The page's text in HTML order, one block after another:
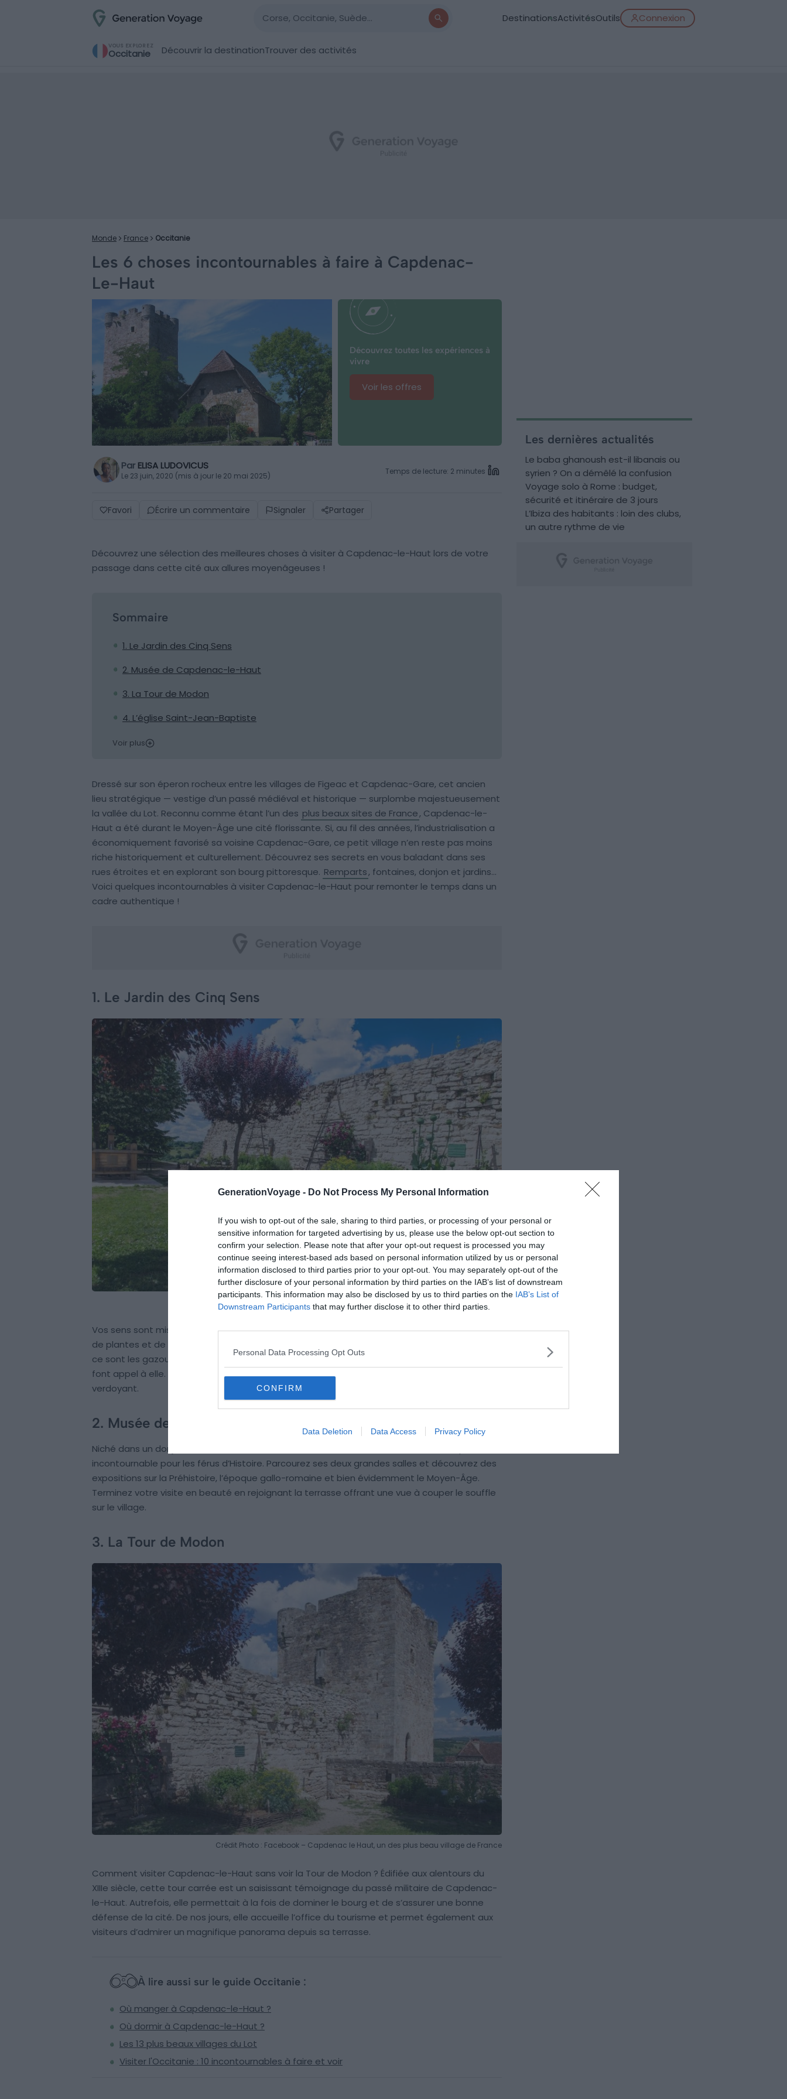
GenerationVoyage - Do Not Process My Personal Information
If you wish to opt-out of the sale, sharing to third parties, or processing of your personal or
sensitive information for targeted advertising by us, please use the below opt-out section to
confirm your selection. Please note that after your opt-out request is processed you may
continue seeing interest-based ads based on personal information utilized by us or personal
information disclosed to third parties prior to your opt-out. You may separately opt-out of the
further disclosure of your personal information by third parties on the IAB’s list of downstream
participants. This information may also be disclosed by us to third parties on the IAB’s List of
Downstream Participants that may further disclose it to other third parties.
Personal Data Processing Opt Outs
CONFIRM
Data Deletion Data Access Privacy Policy
DestinationsActivitésOutils Connexion
VOUS EXPLOREZ
Occitanie Découvrir la destinationTrouver des activités
Monde France Occitanie
Les 6 choses incontournables à faire à Capdenac-
Le-Haut
Découvrez toutes les expériences à
vivre
Voir les offres
Par ELISA LUDOVICUS
Le 23 juin, 2020 (mis à jour le 20 mai 2025) Temps de lecture: 2 minutes
Favori Écrire un commentaire Signaler Partager
Découvrez une sélection des meilleures choses à visiter à Capdenac-le-Haut lors de votre
passage dans cette cité aux allures moyenâgeuses !
Sommaire
1. Le Jardin des Cinq Sens
2. Musée de Capdenac-le-Haut
3. La Tour de Modon
4. L’église Saint-Jean-Baptiste
Voir plus
Dressé sur son éperon rocheux entre les villages de Figeac et Capdenac-Gare, cet ancien
lieu stratégique — vestige d’un passé médiéval et historique — surplombe majestueusement
la vallée du Lot. Reconnu comme étant l’un des plus beaux sites de France, Capdenac-le-
Haut a été durant le Moyen-Âge une cité florissante. Si, au fil des années, l’industrialisation a
économiquement favorisé sa voisine Capdenac-Gare, ce petit village n’en reste pas moins
riche historiquement et culturellement. Découvrez ses secrets en vous baladant dans ses
rues étroites et en explorant son bourg pittoresque. Remparts, fontaines, donjon et jardins…
Voici quelques incontournables à visiter Capdenac-le-Haut pour remonter le temps dans un
cadre authentique !
1. Le Jardin des Cinq Sens
Crédit Photo : Facebook – Capdenac le Haut, un des plus beau village de France
Vos sens sont mis à l’honneur dans ce surprenant jardin médiéval. Retrouvez-y une sélection
de plantes et de fleurs sollicitant tantôt la vue, le toucher, l’odorat et le goût. Quant à l’ouïe,
ce sont les gazouillement des oiseaux et le ruissellement de l’eau de la fontaine en bois qui
font appel à elle. Visiter Capdenac-le-Haut vous plonge dans un environnement naturel et
verdoyant.
2. Musée de Capdenac-le-Haut
Niché dans un donjon construit entre le XIIIe et le XIVe siècles, ce musée est une étape
incontournable pour les férus d’Histoire. Parcourez ses deux grandes salles et découvrez des
expositions sur la Préhistoire, l’époque gallo-romaine et bien évidemment le Moyen-Âge.
Terminez votre visite en beauté en rejoignant la terrasse offrant une vue à couper le souffle
sur le village.
3. La Tour de Modon
Crédit Photo : Facebook – Capdenac le Haut, un des plus beau village de France
Comment visiter Capdenac-le-Haut sans voir la Tour de Modon ? Édifiée aux alentours du
XIIIe siècle, cette tour carrée est un saisissant témoignage du passé militaire de Capdenac-
le-Haut. Autrefois, elle permettait à la fois de dominer le bourg et de s’assurer une bonne
défense de la cité. De nos jours, elle accueille l’office du tourisme et permet également aux
visiteurs d’admirer un magnifique panorama depuis sa terrasse.
À lire aussi sur le guide Occitanie :
Où manger à Capdenac-le-Haut ?
Où dormir à Capdenac-le-Haut ?
Les 13 plus beaux villages du Lot
Visiter l'Occitanie : 10 incontournables à faire et voir
Les dernières actualités
Le baba ghanoush est-il libanais ou
syrien ? On a démêlé la confusion
Voyage solo à Rome : budget,
sécurité et itinéraire de 3 jours
L’Ibiza des habitants : loin des clubs,
un autre rythme de vie